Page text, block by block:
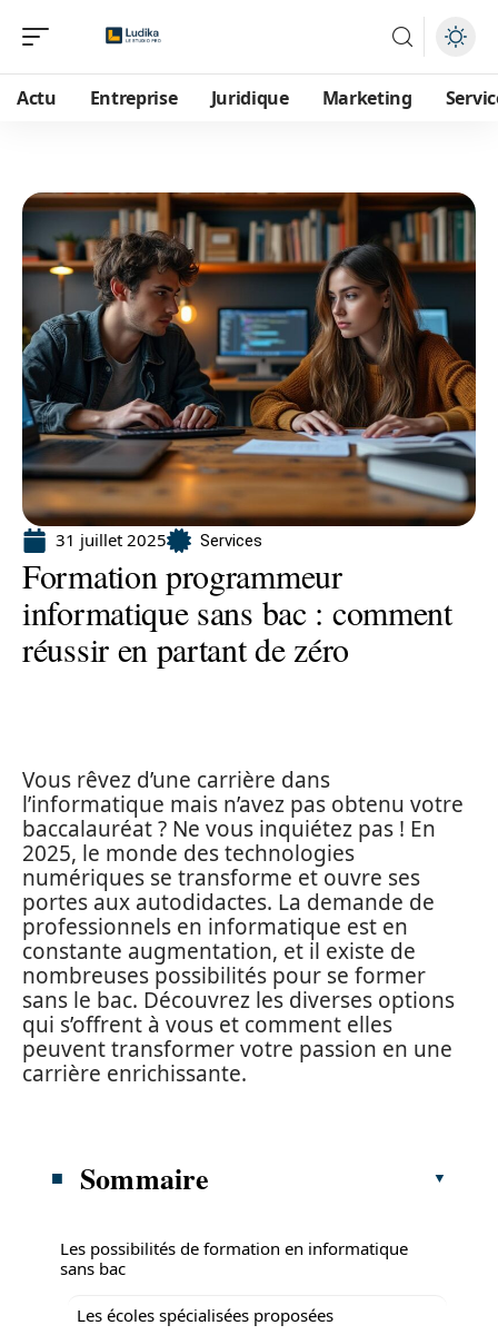
Actu Entreprise Juridique Marketing
31 juillet 2025 Services
Formation programmeur
informatique sans bac : comment
réussir en partant de zéro
Vous rêvez d’une carrière dans
l’informatique mais n’avez pas obtenu votre
baccalauréat ? Ne vous inquiétez pas ! En
2025, le monde des technologies
numériques se transforme et ouvre ses
portes aux autodidactes. La demande de
professionnels en informatique est en
constante augmentation, et il existe de
nombreuses possibilités pour se former
sans le bac. Découvrez les diverses options
qui s’offrent à vous et comment elles
peuvent transformer votre passion en une
carrière enrichissante.
Sommaire
Les possibilités de formation en informatique
sans bac
Les écoles spécialisées proposées